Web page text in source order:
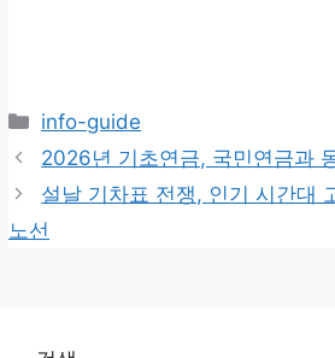
카
테
리
info-guide
2026년 기초연금, 국민연금과
설날 기차표 전쟁, 인기 시간대
노선